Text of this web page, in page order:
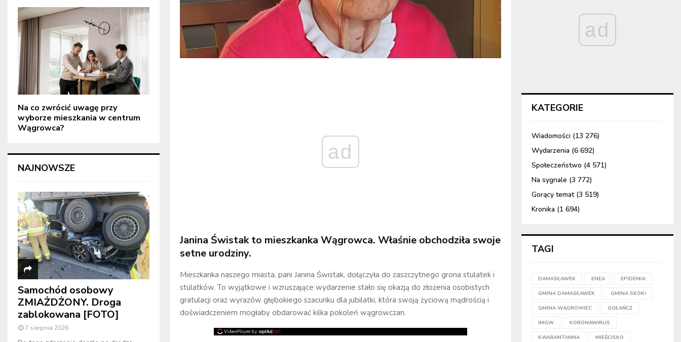
ad
Janina Świstak to mieszkanka Wągrowca. Właśnie obchodziła swoje
setne urodziny.
Mieszkanka naszego miasta, pani Janina Świstak, dołączyła do zaszczytnego grona stulatek i
stulatków. To wyjątkowe i wzruszające wydarzenie stało się okazją do złożenia osobistych
gratulacji oraz wyrazów głębokiego szacunku dla jubilatki, która swoją życiową mądrością i
doświadczeniem mogłaby obdarować kilka pokoleń wągrowczan.
Na co zwrócić uwagę przy
wyborze mieszkania w centrum
Wągrowca?
NAJNOWSZE
Samochód osobowy
ZMIAŻDŻONY. Droga
zablokowana [FOTO]
7 sierpnia 2026
ad
KATEGORIE
Wiadomości (13 276)
Wydarzenia (6 692)
Społeczeństwo (4 571)
Na sygnale (3 772)
Gorący temat(3 519)
Kronika (1 694)
TAGI
DAMASŁAWEK ENEA EPIDEMIA
GMINA DAMASŁAWEK GMINA SKOKI
GMINA WĄGROWIEC GOŁAŃCZ
IMGW KORONAWIRUS
KWARANTANNA MIEŚCISKO